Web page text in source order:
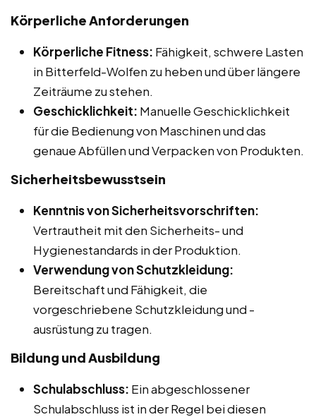
Körperliche Anforderungen
Körperliche Fitness: Fähigkeit, schwere Lasten
in Bitterfeld-Wolfen zu heben und über längere
Zeiträume zu stehen.
Geschicklichkeit: Manuelle Geschicklichkeit
für die Bedienung von Maschinen und das
genaue Abfüllen und Verpacken von Produkten.
Sicherheitsbewusstsein
Kenntnis von Sicherheitsvorschriften:
Vertrautheit mit den Sicherheits- und
Hygienestandards in der Produktion.
Verwendung von Schutzkleidung:
Bereitschaft und Fähigkeit, die
vorgeschriebene Schutzkleidung und -
ausrüstung zu tragen.
Bildung und Ausbildung
Schulabschluss: Ein abgeschlossener
Schulabschluss ist in der Regel bei diesen